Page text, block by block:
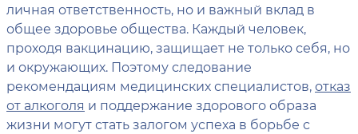
личная ответственность, но и важный вклад в
общее здоровье общества. Каждый человек,
проходя вакцинацию, защищает не только себя, но
и окружающих. Поэтому следование
рекомендациям медицинских специалистов,отказ
от алкоголя и поддержание здорового образа
жизни могут стать залогом успеха в борьбе с